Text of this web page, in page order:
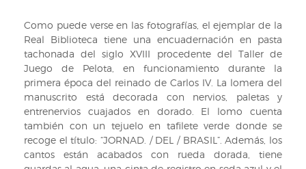
COL
Como puede verse en las fotografías, el ejemplar de la
Real Biblioteca tiene una encuadernación en pasta
tachonada del siglo XVIII procedente del Taller de
Juego de Pelota, en funcionamiento durante la
primera época del reinado de Carlos IV. La lomera del
manuscrito está decorada con nervios, paletas y
entrenervios cuajados en dorado. El lomo cuenta
también con un tejuelo en tafilete verde donde se
recoge el título: “JORNAD. / DEL / BRASIL”. Además, los
cantos están acabados con rueda dorada, tiene